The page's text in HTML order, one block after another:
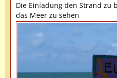
Die Einladung den Strand zu
das Meer zu sehen